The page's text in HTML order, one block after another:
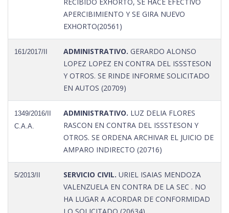
APERCIBIMIENTO Y SE GIRA NUEVO
EXHORTO(20561)
161/2017/II ADMINISTRATIVO. GERARDO ALONSO
LOPEZ LOPEZ EN CONTRA DEL ISSSTESON
Y OTROS. SE RINDE INFORME SOLICITADO
EN AUTOS (20709)
1349/2016/II
C.A.A.
ADMINISTRATIVO. LUZ DELIA FLORES
RASCON EN CONTRA DEL ISSSTESON Y
OTROS. SE ORDENA ARCHIVAR EL JUICIO DE
AMPARO INDIRECTO (20716)
5/2013/II SERVICIO CIVIL. URIEL ISAIAS MENDOZA
VALENZUELA EN CONTRA DE LA SEC . NO
HA LUGAR A ACORDAR DE CONFORMIDAD